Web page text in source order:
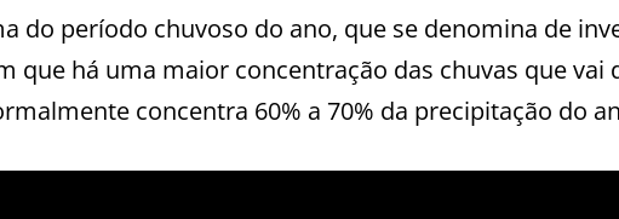
do período chuvoso do ano, que se denomina de
que há uma maior concentração das chuvas que vai
concentra 60% a 70% da precipitação do